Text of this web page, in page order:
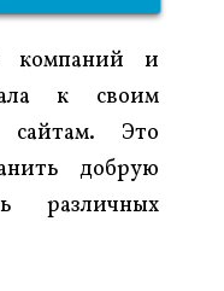
компаний и
к своим
сайтам. Это
добрую
различных